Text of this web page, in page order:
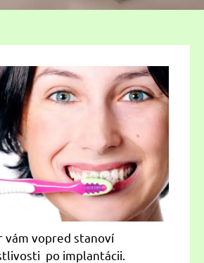
vám vopred stanoví
po implantácii.